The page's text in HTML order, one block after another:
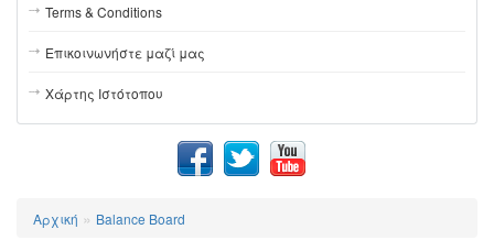
Terms & Conditions
Επικοινωνήστε μαζί μας
Χάρτης Ιστότοπου
Αρχική » Balance Board